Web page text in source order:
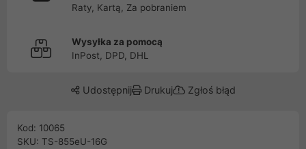
Raty, Kartą, Za pobraniem
Wysyłka za pomocą
InPost, DPD, DHL
Udostępnij Drukuj Zgłoś błąd
Kod: 10065
SKU: TS-855eU-16G